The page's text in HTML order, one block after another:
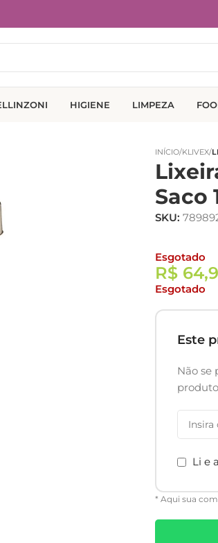
HIGIENE LIMPEZA
INÍCIO/KLIVEX/
Saco
SKU:
Esgotado
R$
Esgotado
Este
Não se
Li e
* Aqui sua